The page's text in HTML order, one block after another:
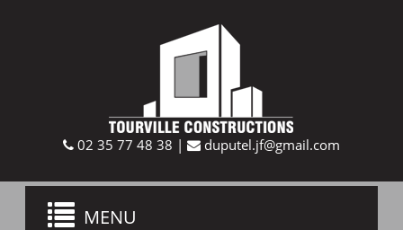
02 35 77 48 38 | duputel.jf@gmail.com
MENU